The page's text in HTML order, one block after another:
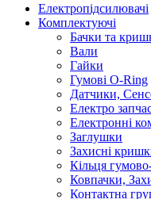
Електропідсилювачі
Комплектуючі
Бачки та
Вали
Гайки
Гумові O-Ring
Датчики,
Електро
Електронні
Заглушки
Захисні
Кільця
Ковпачки,
Контактна